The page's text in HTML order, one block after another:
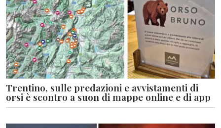
Trentino, sulle predazioni e avvistamenti di
orsi è scontro a suon di mappe online e di app